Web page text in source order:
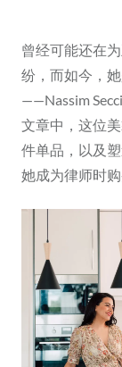
曾经可能还在
纷，而如今，
——Nassim
文章中，这位
件单品，以及
她成为律师时